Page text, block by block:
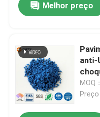
Melhor preço
anti-
para
MOQ
Preço